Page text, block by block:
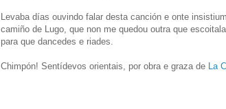
Levaba días ouvindo falar desta canción e onte
camiño de Lugo, que non me quedou outra que
para que dancedes e riades.
Chimpón! Sentídevos orientais, por obra e graza de La